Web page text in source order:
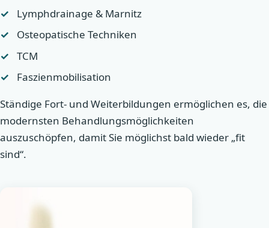
Lymphdrainage & Marnitz
Osteopatische Techniken
TCM
Faszienmobilisation
Ständige Fort- und Weiterbildungen ermöglichen es, die
modernsten Behandlungsmöglichkeiten
auszuschöpfen, damit Sie möglichst bald wieder „fit
sind“.